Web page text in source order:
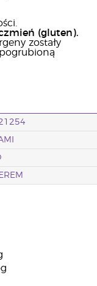
(gluten).
zostały